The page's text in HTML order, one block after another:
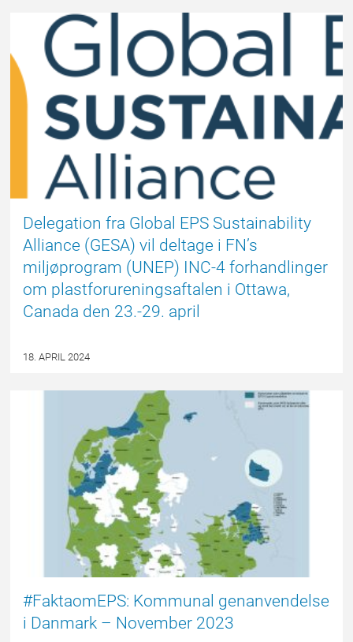
Delegation fra Global EPS Sustainability
Alliance (GESA) vil deltage i FN’s
miljøprogram (UNEP) INC-4 forhandlinger
om plastforureningsaftalen i Ottawa,
Canada den 23.-29. april
18. APRIL 2024
EPSBLOGGEN
#FaktaomEPS: Kommunal genanvendelse
i Danmark – November 2023
EPSBLOGGEN